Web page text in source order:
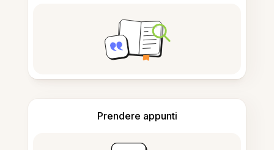
Prendere appunti